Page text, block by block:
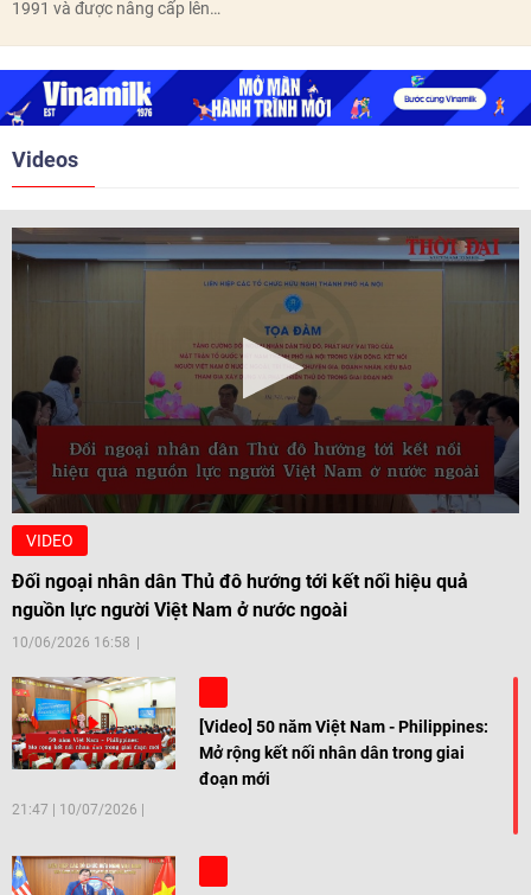
1991 và được nâng cấp lên
nghị Cấp cao vào các năm 2005,
2010, 2016, 2018, 2021.
Videos
VIDEO
Đối ngoại nhân dân Thủ đô hướng tới kết nối hiệu quả
nguồn lực người Việt Nam ở nước ngoài
10/06/2026 16:58
[Video] 50 năm Việt Nam - Philippines:
Mở rộng kết nối nhân dân trong giai
đoạn mới
21:47 10/07/2026